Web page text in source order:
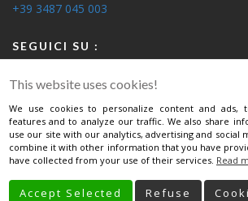
+39 3487 045 003
SEGUICI SU :
INFORMATIVA
Informativa Privacy Per Clienti
This website uses cookies!
We use cookies to personalize content and ads,
features and to analyze our traffic. We also share
use our site with our analytics, advertising and social
combine it with other information that you have
have collected from your use of their services. Read
Accept Selected Refuse